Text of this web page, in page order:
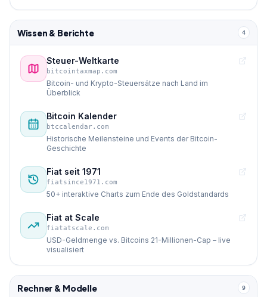
Wissen & Berichte 4
Steuer-Weltkarte
bitcointaxmap.com
Bitcoin- und Krypto-Steuersätze nach Land im
Überblick
Bitcoin Kalender
btccalendar.com
Historische Meilensteine und Events der Bitcoin-
Geschichte
Fiat seit 1971
fiatsince1971.com
50+ interaktive Charts zum Ende des Goldstandards
Fiat at Scale
fiatatscale.com
USD-Geldmenge vs. Bitcoins 21-Millionen-Cap – live
visualisiert
Rechner & Modelle 9